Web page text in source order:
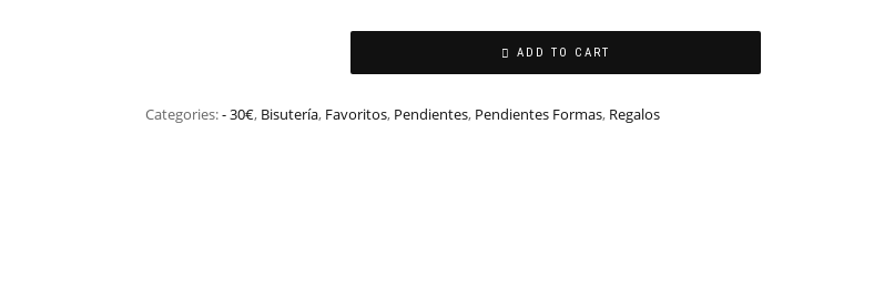
ADD TO CART
Categories:- 30€, Bisutería, Favoritos, Pendientes, Pendientes Formas, Regalos